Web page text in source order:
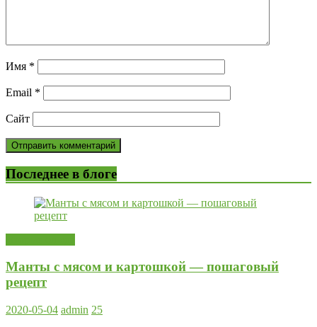
Имя *
Email *
Сайт
Последнее в блоге
Манты с мясом и картошкой — пошаговый
рецепт
2020-05-04 admin 25